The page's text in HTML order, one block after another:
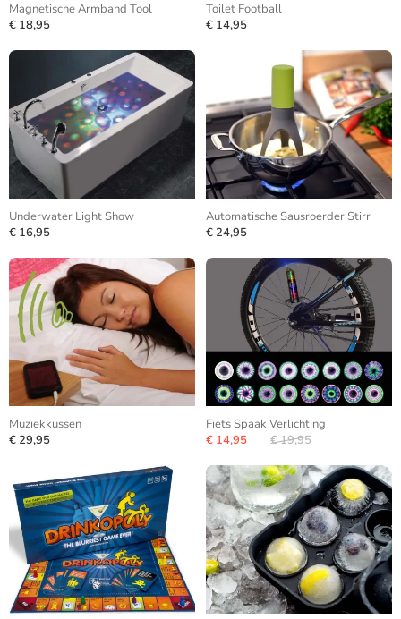
Magnetische Armband Tool
€ 18,95
Toilet Football
€ 14,95
Underwater Light Show
€ 16,95
Automatische Sausroerder Stirr
€ 24,95
Muziekkussen
€ 29,95
Fiets Spaak Verlichting
€ 14,95
€ 19,95